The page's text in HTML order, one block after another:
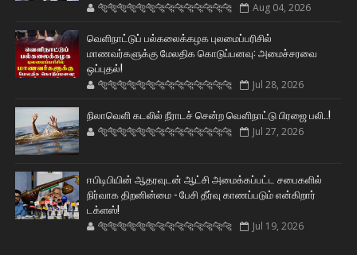
🐅🐅🐅🐅🐅🐅🐆🐆🐆🐆🐆🐆🐆🐆 Aug 04, 2026
வெளிநாட்டுப் பல்கலைக்கழக புலமைப்பரிசில்
மாணவர்களுக்கு மேலதிக கொடுப்பனவு: அமைச்சரவை
ஒப்புதல்!
🐅🐅🐅🐅🐅🐅🐆🐆🐆🐆🐆🐆🐆🐆 Jul 28, 2026
நிலாவெளி கடலில் நீராடச் சென்ற வௌிநாட்டு பிரஜை பலி..!
🐅🐅🐅🐅🐅🐅🐆🐆🐆🐆🐆🐆🐆🐆 Jul 27, 2026
ஈபிடிபியின் ஆதரவுடன் ஆட்சி அமைக்கப்பட்ட சபைகளில்
நிர்வாக திறனின்மை - பேசி தீர்வு காணப்படும் என்கிறார்
டக்ளஸ்!
🐅🐅🐅🐅🐅🐅🐆🐆🐆🐆🐆🐆🐆🐆 Jul 19, 2026